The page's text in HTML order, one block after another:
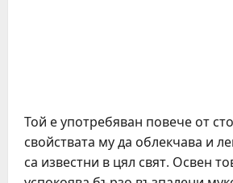
Той е употребяван повече от
свойствата му да облекчава и
са известни в цял свят. Освен